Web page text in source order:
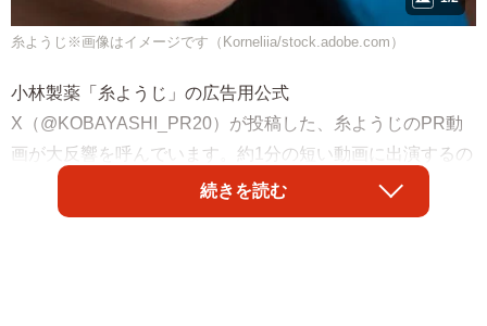
糸ようじ※画像はイメージです（Korneliia/stock.adobe.com）
小林製薬「糸ようじ」の広告用公式
X（@KOBAYASHI_PR20）が投稿した、糸ようじのPR動
画が大反響を呼んでいます。約1分の短い動画に出演するの
は、かつて通販番組で数々の名言を生んだ伝説の実演販売
士“福島豊”氏とアナウンサーの石川小百合さん。映像にはネ
続きを読む